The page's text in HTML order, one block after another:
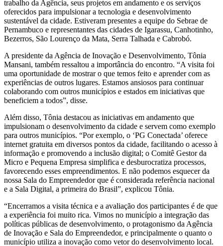
trabalho da Agência, seus projetos em andamento e os serviços
oferecidos para impulsionar a tecnologia e desenvolvimento
sustentável da cidade. Estiveram presentes a equipe do Sebrae de
Pernambuco e representantes das cidades de Igarassu, Canhotinho,
Bezerros, São Lourenço da Mata, Serra Talhada e Cabrobó.
A presidente da Agência de Inovação e Desenvolvimento, Tônia
Mansani, também ressaltou a importância do encontro. “A visita foi
uma oportunidade de mostrar o que temos feito e aprender com as
experiências de outros lugares. Estamos ansiosos para continuar
colaborando com outros municípios e estados em iniciativas que
beneficiem a todos”, disse.
Além disso, Tônia destacou as iniciativas em andamento que
impulsionam o desenvolvimento da cidade e servem como exemplo
para outros municípios. “Por exemplo, o ‘PG Conectada’ oferece
internet gratuita em diversos pontos da cidade, facilitando o acesso à
informação e promovendo a inclusão digital; o Comitê Gestor da
Micro e Pequena Empresa simplifica e desburocratiza processos,
favorecendo esses empreendimentos. E não podemos esquecer da
nossa Sala do Empreendedor que é considerada referência nacional
e a Sala Digital, a primeira do Brasil”, explicou Tônia.
“Encerramos a visita técnica e a avaliação dos participantes é de que
a experiência foi muito rica. Vimos no município a integração das
políticas públicas de desenvolvimento, o protagonismo da Agência
de Inovação e Sala do Empreendedor, e principalmente o quanto o
município utiliza a inovação como vetor do desenvolvimento local.